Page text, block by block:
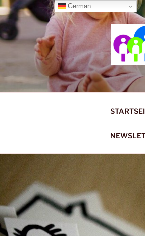
Zum
Inhalt
springen
German